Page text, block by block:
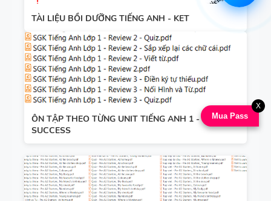
TÀI LIỆU BỒI DƯỠNG TIẾNG ANH - KET
ÔN TẬP THEO TỪNG UNIT TIẾNG ANH 1 - GLOBAL
SUCCESS
Mua Pass
X